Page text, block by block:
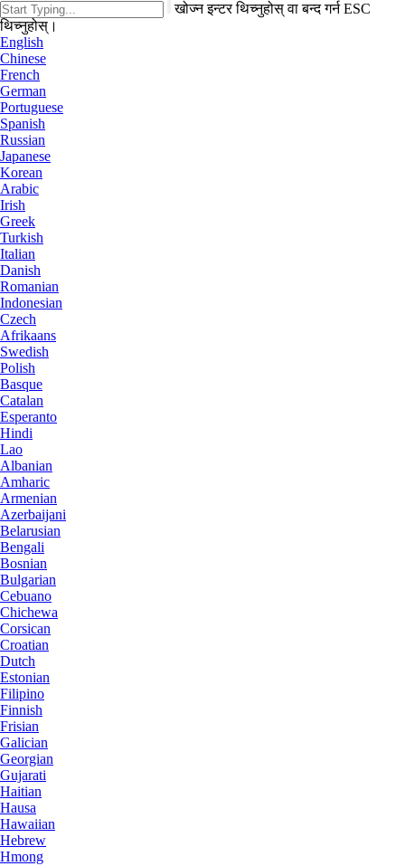
खोज्न इन्टर थिच्नुहोस् वा बन्द गर्न ESC
थिच्नुहोस्।
English
Chinese
French
German
Portuguese
Spanish
Russian
Japanese
Korean
Arabic
Irish
Greek
Turkish
Italian
Danish
Romanian
Indonesian
Czech
Afrikaans
Swedish
Polish
Basque
Catalan
Esperanto
Hindi
Lao
Albanian
Amharic
Armenian
Azerbaijani
Belarusian
Bengali
Bosnian
Bulgarian
Cebuano
Chichewa
Corsican
Croatian
Dutch
Estonian
Filipino
Finnish
Frisian
Galician
Georgian
Gujarati
Haitian
Hausa
Hawaiian
Hebrew
Hmong